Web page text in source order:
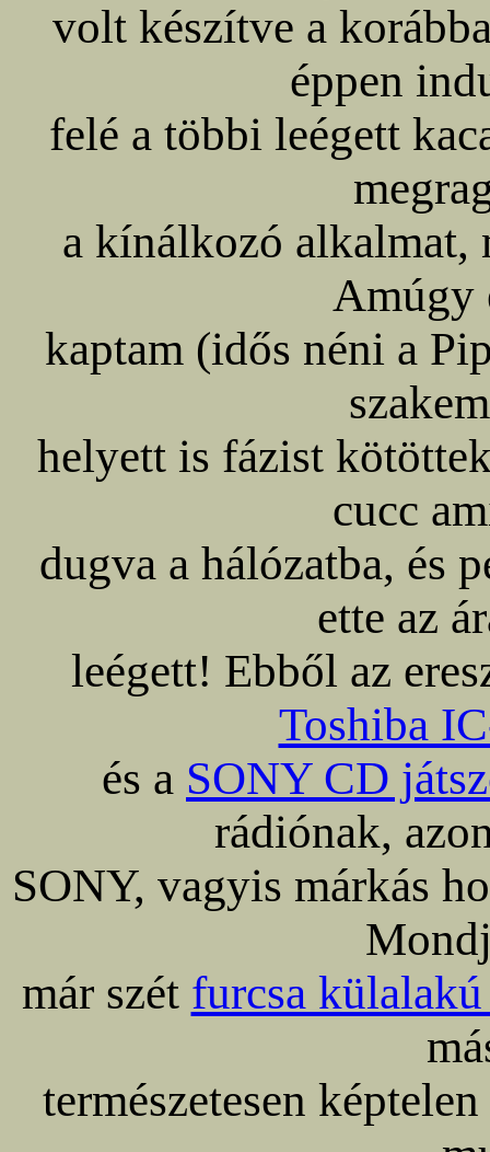
volt készítve a
éppen
felé a többi leégett
a kínálkozó alkalmat,
Amúgy
kaptam (idős néni a
helyett is fázist kötöttek
cucc
dugva a hálózatba, és
ette az
leégett! Ebből az
Toshiba
és a SONY CD
rádiónak,
SONY, vagyis márkás
már szét furcsa
természetesen